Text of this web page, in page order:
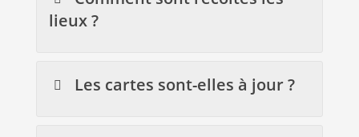
lieux ?
Les cartes sont-elles à jour ?